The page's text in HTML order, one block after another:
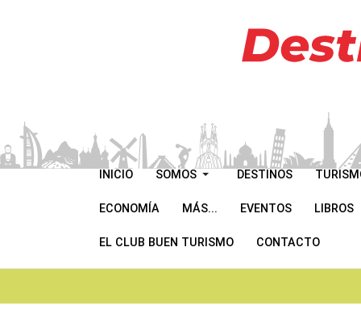
INICIO SOMOS DESTINOS
ECONOMÍA MÁS... EVENTOS LIBROS
EL CLUB BUEN TURISMO CONTACTO